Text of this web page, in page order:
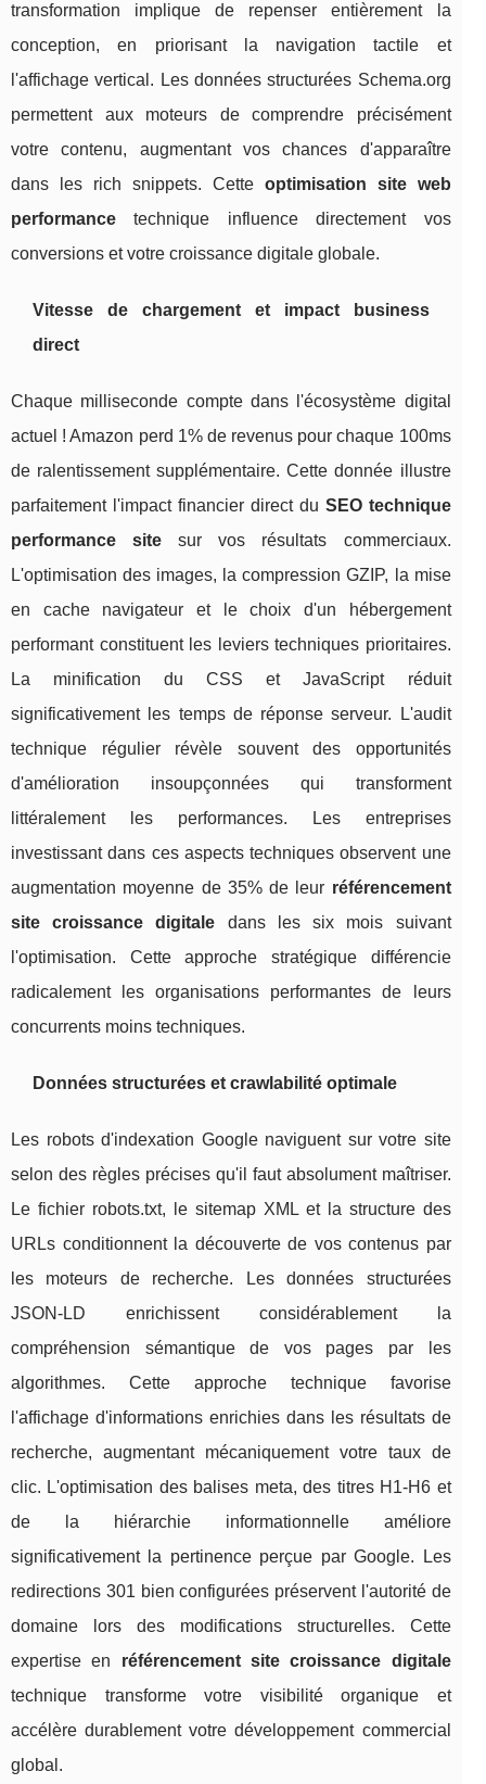
transformation implique de repenser entièrement la
conception, en priorisant la navigation tactile et
l'affichage vertical. Les données structurées Schema.org
permettent aux moteurs de comprendre précisément
votre contenu, augmentant vos chances d'apparaître
dans les rich snippets. Cette optimisation site web
performance technique influence directement vos
conversions et votre croissance digitale globale.
Vitesse de chargement et impact business
direct
Chaque milliseconde compte dans l'écosystème digital
actuel ! Amazon perd 1% de revenus pour chaque 100ms
de ralentissement supplémentaire. Cette donnée illustre
parfaitement l'impact financier direct du SEO technique
performance site sur vos résultats commerciaux.
L'optimisation des images, la compression GZIP, la mise
en cache navigateur et le choix d'un hébergement
performant constituent les leviers techniques prioritaires.
La minification du CSS et JavaScript réduit
significativement les temps de réponse serveur. L'audit
technique régulier révèle souvent des opportunités
d'amélioration insoupçonnées qui transforment
littéralement les performances. Les entreprises
investissant dans ces aspects techniques observent une
augmentation moyenne de 35% de leur référencement
site croissance digitale dans les six mois suivant
l'optimisation. Cette approche stratégique différencie
radicalement les organisations performantes de leurs
concurrents moins techniques.
Données structurées et crawlabilité optimale
Les robots d'indexation Google naviguent sur votre site
selon des règles précises qu'il faut absolument maîtriser.
Le fichier robots.txt, le sitemap XML et la structure des
URLs conditionnent la découverte de vos contenus par
les moteurs de recherche. Les données structurées
JSON-LD enrichissent considérablement la
compréhension sémantique de vos pages par les
algorithmes. Cette approche technique favorise
l'affichage d'informations enrichies dans les résultats de
recherche, augmentant mécaniquement votre taux de
clic. L'optimisation des balises meta, des titres H1-H6 et
de la hiérarchie informationnelle améliore
significativement la pertinence perçue par Google. Les
redirections 301 bien configurées préservent l'autorité de
domaine lors des modifications structurelles. Cette
expertise en référencement site croissance digitale
technique transforme votre visibilité organique et
accélère durablement votre développement commercial
global.